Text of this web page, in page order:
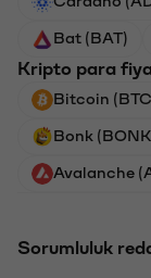
Bat (BAT)
Kripto para
Bitcoin
Bonk
Avalanche
Sorumluluk